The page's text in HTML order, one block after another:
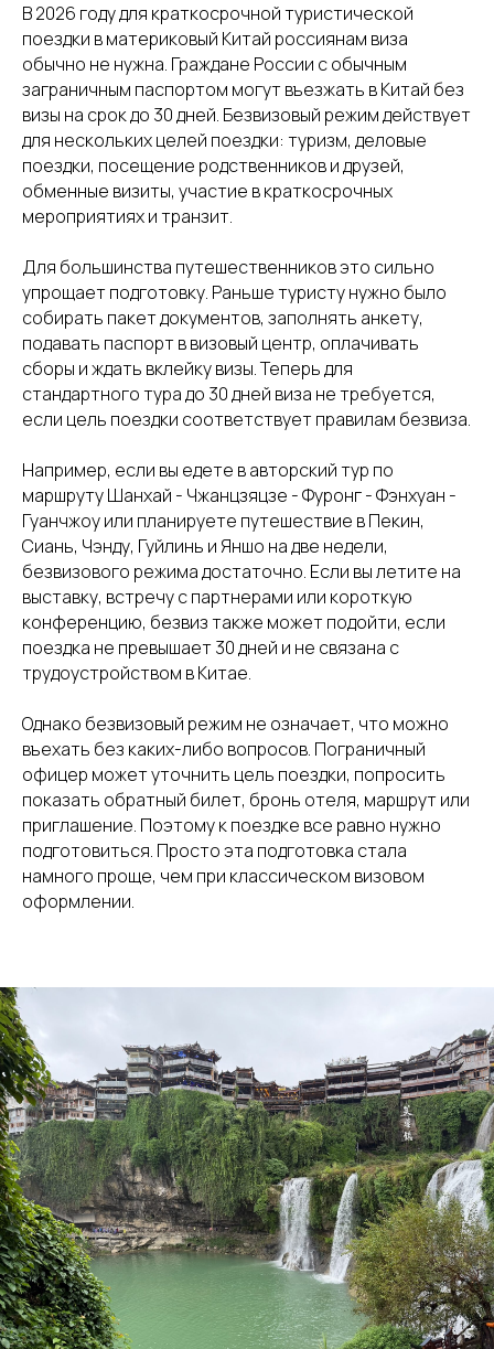
В 2026 году для краткосрочной туристической
поездки в материковый Китай россиянам виза
обычно не нужна. Граждане России с обычным
заграничным паспортом могут въезжать в Китай без
визы на срок до 30 дней. Безвизовый режим действует
для нескольких целей поездки: туризм, деловые
поездки, посещение родственников и друзей,
обменные визиты, участие в краткосрочных
мероприятиях и транзит.
Для большинства путешественников это сильно
упрощает подготовку. Раньше туристу нужно было
собирать пакет документов, заполнять анкету,
подавать паспорт в визовый центр, оплачивать
сборы и ждать вклейку визы. Теперь для
стандартного тура до 30 дней виза не требуется,
если цель поездки соответствует правилам безвиза.
Например, если вы едете в авторский тур по
маршруту Шанхай - Чжанцзяцзе - Фуронг - Фэнхуан -
Гуанчжоу или планируете путешествие в Пекин,
Сиань, Чэнду, Гуйлинь и Яншо на две недели,
безвизового режима достаточно. Если вы летите на
выставку, встречу с партнерами или короткую
конференцию, безвиз также может подойти, если
поездка не превышает 30 дней и не связана с
трудоустройством в Китае.
Однако безвизовый режим не означает, что можно
въехать без каких-либо вопросов. Пограничный
офицер может уточнить цель поездки, попросить
показать обратный билет, бронь отеля, маршрут или
приглашение. Поэтому к поездке все равно нужно
подготовиться. Просто эта подготовка стала
намного проще, чем при классическом визовом
оформлении.